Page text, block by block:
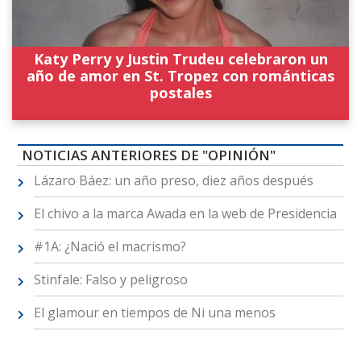
Katy Perry y Justin Trudeu celebraron un
año de amor en St. Tropez con románticas
postales
NOTICIAS ANTERIORES DE "OPINIÓN"
Lázaro Báez: un año preso, diez años después
El chivo a la marca Awada en la web de Presidencia
#1A: ¿Nació el macrismo?
Stinfale: Falso y peligroso
El glamour en tiempos de Ni una menos